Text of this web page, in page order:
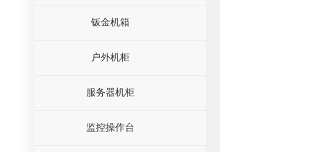
钣金机箱
户外机柜
服务器机柜
监控操作台